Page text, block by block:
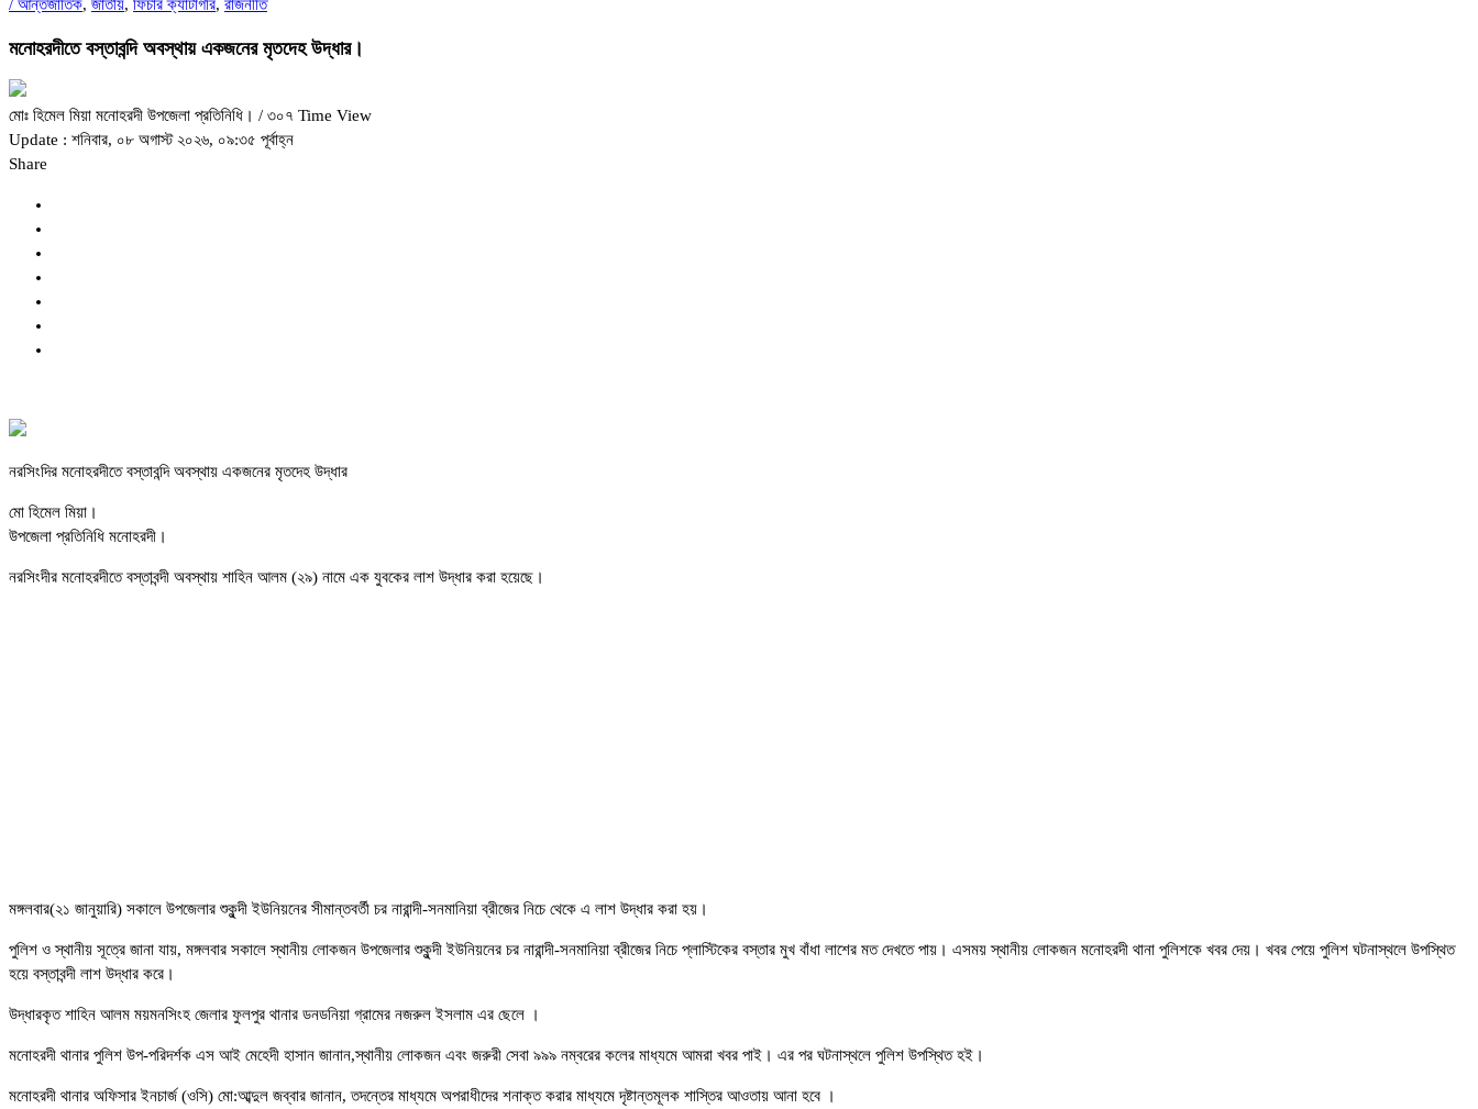
/ আন্তর্জাতিক, জাতীয়, ফিচার ক্যাটাগরি, রাজনীতি
মনোহরদীতে বস্তাবন্দি অবস্থায় একজনের মৃতদেহ উদ্ধার।
মোঃ হিমেল মিয়া মনোহরদী উপজেলা প্রতিনিধি। / ৩০৭ Time View
Update : শনিবার, ০৮ অগাস্ট ২০২৬, ০৯:৩৫ পূর্বাহ্ন
Share
নরসিংদির মনোহরদীতে বস্তাবন্দি অবস্থায় একজনের মৃতদেহ উদ্ধার
মো হিমেল মিয়া।
উপজেলা প্রতিনিধি মনোহরদী।
নরসিংদীর মনোহরদীতে বস্তাবন্দী অবস্থায় শাহিন আলম (২৯) নামে এক যুবকের লাশ উদ্ধার করা হয়েছে।
মঙ্গলবার(২১ জানুয়ারি) সকালে উপজেলার শুকুন্দী ইউনিয়নের সীমান্তবর্তী চর নারান্দী-সনমানিয়া ব্রীজের নিচে থেকে এ লাশ উদ্ধার করা হয়।
পুলিশ ও স্থানীয় সূত্রে জানা যায়, মঙ্গলবার সকালে স্থানীয় লোকজন উপজেলার শুকুন্দী ইউনিয়নের চর নারান্দী-সনমানিয়া ব্রীজের নিচে প্লাস্টিকের বস্তার মুখ বাঁধা লাশের মত দেখতে পায়। এসময় স্থানীয় লোকজন মনোহরদী থানা পুলিশকে খবর দেয়। খবর পেয়ে পুলিশ ঘটনাস্থলে উপস্থিত
হয়ে বস্তাবন্দী লাশ উদ্ধার করে।
উদ্ধারকৃত শাহিন আলম ময়মনসিংহ জেলার ফুলপুর থানার ডনডনিয়া গ্রামের নজরুল ইসলাম এর ছেলে ।
মনোহরদী থানার পুলিশ উপ-পরিদর্শক এস আই মেহেদী হাসান জানান,স্থানীয় লোকজন এবং জরুরী সেবা ৯৯৯ নম্বরের কলের মাধ্যমে আমরা খবর পাই। এর পর ঘটনাস্থলে পুলিশ উপস্থিত হই।
মনোহরদী থানার অফিসার ইনচার্জ (ওসি) মো:আব্দুল জব্বার জানান, তদন্তের মাধ্যমে অপরাধীদের শনাক্ত করার মাধ্যমে দৃষ্টান্তমূলক শাস্তির আওতায় আনা হবে ।